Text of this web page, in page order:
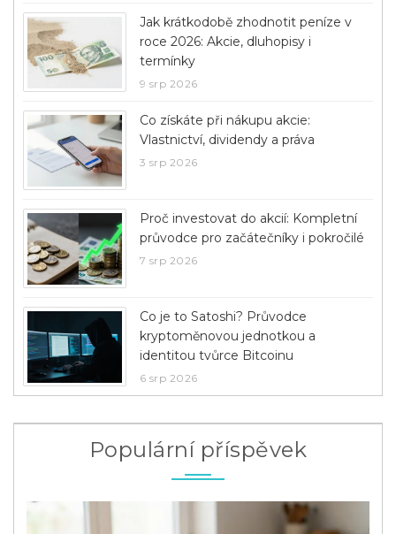
Jak krátkodobě zhodnotit peníze v
roce 2026: Akcie, dluhopisy i
termínky
9 srp 2026
Co získáte při nákupu akcie:
Vlastnictví, dividendy a práva
3 srp 2026
Proč investovat do akcií: Kompletní
průvodce pro začátečníky i pokročilé
7 srp 2026
Co je to Satoshi? Průvodce
kryptoměnovou jednotkou a
identitou tvůrce Bitcoinu
6 srp 2026
Populární příspěvek